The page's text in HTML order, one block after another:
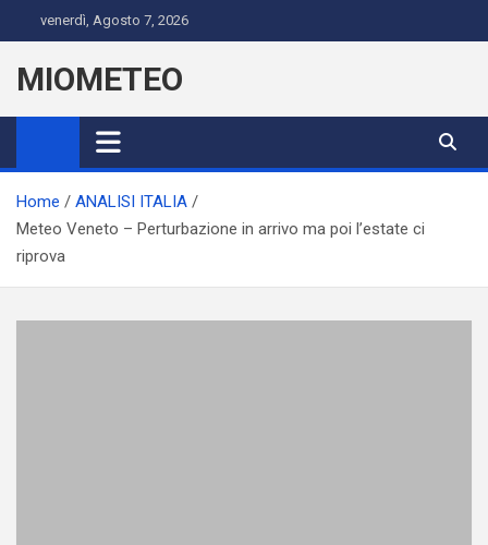
to
content
venerdì, Agosto 7, 2026
MIOMETEO
Home
ANALISI ITALIA
Meteo Veneto – Perturbazione in arrivo ma poi l’estate ci
riprova